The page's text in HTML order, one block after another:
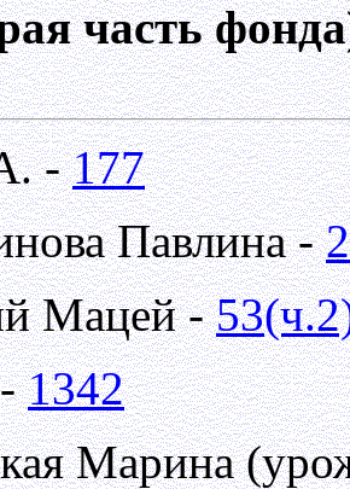
часть
-177
Павлина -
Мацей -
-1342
Марина